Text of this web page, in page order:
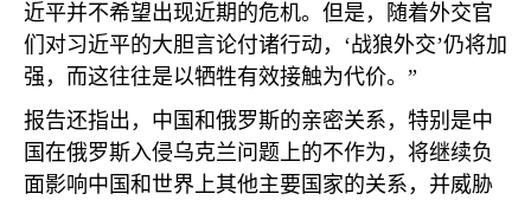
近平并不希望出现近期的危机。但是，随着外交官
们对习近平的大胆言论付诸行动，‘战狼外交’仍将加
强，而这往往是以牺牲有效接触为代价。”
报告还指出，中国和俄罗斯的亲密关系，特别是中
国在俄罗斯入侵乌克兰问题上的不作为，将继续负
面影响中国和世界上其他主要国家的关系，并威胁